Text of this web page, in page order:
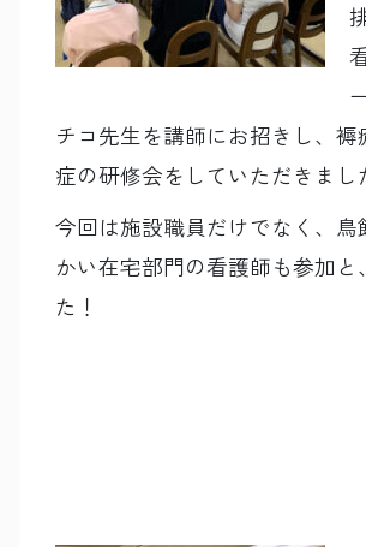
チコ先生を講師にお招きし、褥
症の研修会をしていただきまし
今回は施設職員だけでなく、鳥
かい在宅部門の看護師も参加と
た！